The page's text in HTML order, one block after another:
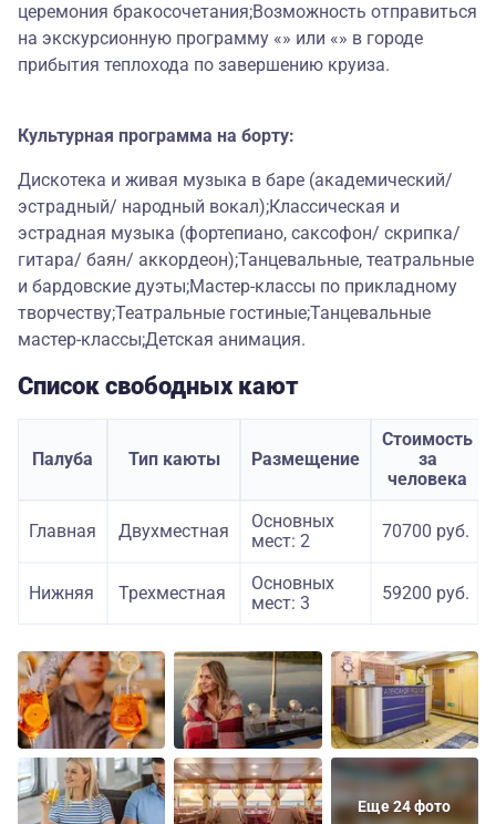
церемония бракосочетания;Возможность отправиться
на экскурсионную программу «» или «» в городе
прибытия теплохода по завершению круиза.
Культурная программа на борту:
Дискотека и живая музыка в баре (академический/
эстрадный/ народный вокал);Классическая и
эстрадная музыка (фортепиано, саксофон/ скрипка/
гитара/ баян/ аккордеон);Танцевальные, театральные
и бардовские дуэты;Мастер-классы по прикладному
творчеству;Театральные гостиные;Танцевальные
мастер-классы;Детская анимация.
Список свободных кают
Палуба Тип каюты Размещение
Стоимость
за
человека
Главная Двухместная
Основных
мест: 2
70700 руб.
Нижняя Трехместная
Основных
мест: 3
59200 руб.
Еще 24 фото